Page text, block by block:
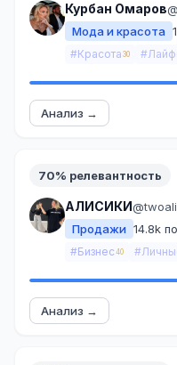
Курбан Омаров
Мода и красота
#Красота 30
Анализ →
70% релевантность
АЛИСИКИ
Продажи 14.8k
#Бизнес 40
Анализ →